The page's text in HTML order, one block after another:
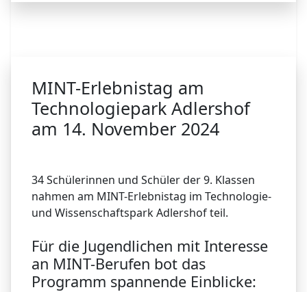
MINT-Erlebnistag am
Technologiepark Adlershof
am 14. November 2024
34 Schülerinnen und Schüler der 9. Klassen
nahmen am MINT-Erlebnistag im Technologie-
und Wissenschaftspark Adlershof teil.
Für die Jugendlichen mit Interesse
an MINT-Berufen bot das
Programm spannende Einblicke: